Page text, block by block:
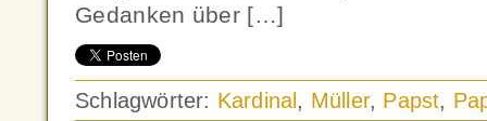
Gedanken über […]
Schlagwörter: Kardinal , Müller, Papst,